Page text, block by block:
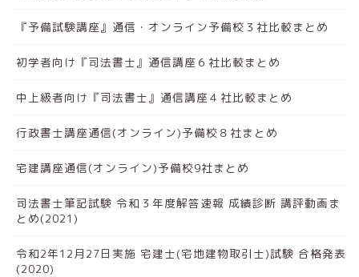
『予備試験講座』通信・オンライン予備校３社比較まとめ
初学者向け『司法書士』通信講座６社比較まとめ
中上級者向け『司法書士』通信講座４社比較まとめ
行政書士講座通信(オンライン)予備校８社まとめ
宅建講座通信(オンライン)予備校9社まとめ
司法書士筆記試験 令和３年度解答速報 成績診断 講評動画ま
とめ(2021)
令和2年12月27日実施 宅建士(宅地建物取引士)試験 合格発表
(2020)